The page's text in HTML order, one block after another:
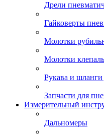
Дрели
Гайковерты
Молотки
Молотки
Рукава и
Запчасти для
Измерительный
Дальномеры